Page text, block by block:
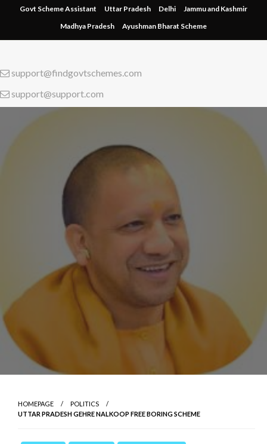
content
Govt Scheme Assistant Uttar Pradesh Delhi
Jammu and Kashmir
Madhya Pradesh
Ayushman Bharat Scheme
support@findgovtschemes.com
support@support.com
HOMEPAGE
POLITICS
UTTAR PRADESH GEHRE NALKOOP FREE BORING SCHEME